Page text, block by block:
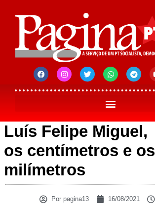
Luís Felipe Miguel,
os centímetros e os
milímetros
Porpagina13 16/08/2021